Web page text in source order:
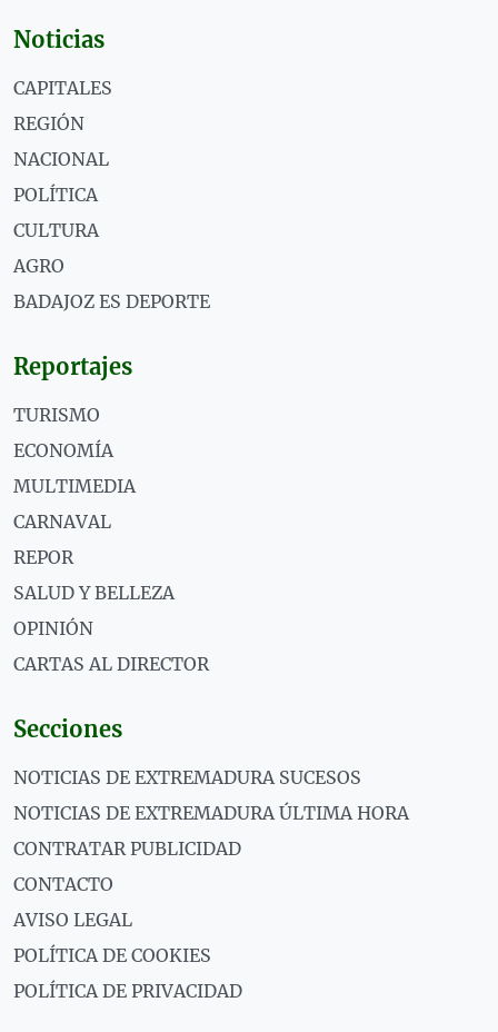
Noticias
CAPITALES
REGIÓN
NACIONAL
POLÍTICA
CULTURA
AGRO
BADAJOZ ES DEPORTE
Reportajes
TURISMO
ECONOMÍA
MULTIMEDIA
CARNAVAL
REPOR
SALUD Y BELLEZA
OPINIÓN
CARTAS AL DIRECTOR
Secciones
NOTICIAS DE EXTREMADURA SUCESOS
NOTICIAS DE EXTREMADURA ÚLTIMA HORA
CONTRATAR PUBLICIDAD
CONTACTO
AVISO LEGAL
POLÍTICA DE COOKIES
POLÍTICA DE PRIVACIDAD